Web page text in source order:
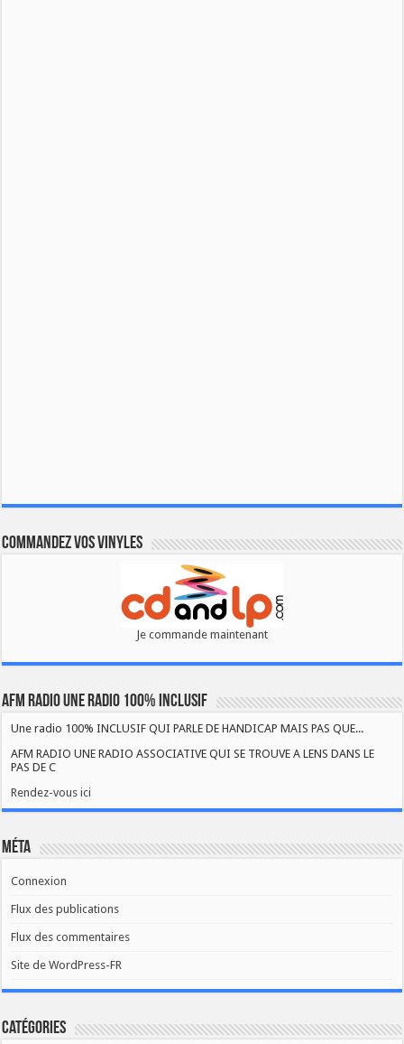
Commandez vos vinyles
Je commande maintenant
AFM RADIO UNE RADIO 100% INCLUSIF
Une radio 100% INCLUSIF QUI PARLE DE HANDICAP MAIS PAS QUE...
AFM RADIO UNE RADIO ASSOCIATIVE QUI SE TROUVE A LENS DANS LE
PAS DE C
Rendez-vous ici
Méta
Connexion
Flux des publications
Flux des commentaires
Site de WordPress-FR
Catégories